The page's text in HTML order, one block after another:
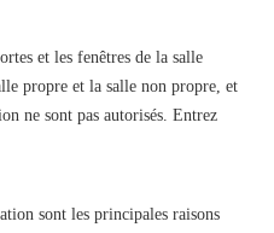
et les fenêtres de la salle
propre et la salle non propre, et
ne sont pas autorisés. Entrez
sont les principales raisons